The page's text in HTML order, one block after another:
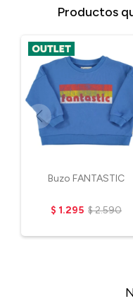
Productos
Buzo FANTASTIC
$ 1.295 $2.590